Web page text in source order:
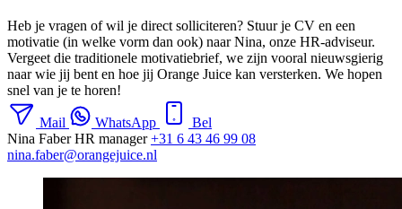
Heb je vragen of wil je direct solliciteren? Stuur je CV en een
motivatie (in welke vorm dan ook) naar Nina, onze HR-adviseur.
Vergeet die traditionele motivatiebrief, we zijn vooral nieuwsgierig
naar wie jij bent en hoe jij Orange Juice kan versterken. We hopen
snel van je te horen!
Mail WhatsApp
Bel
Nina Faber HR manager +31 6 43 46 99 08
nina.faber@orangejuice.nl